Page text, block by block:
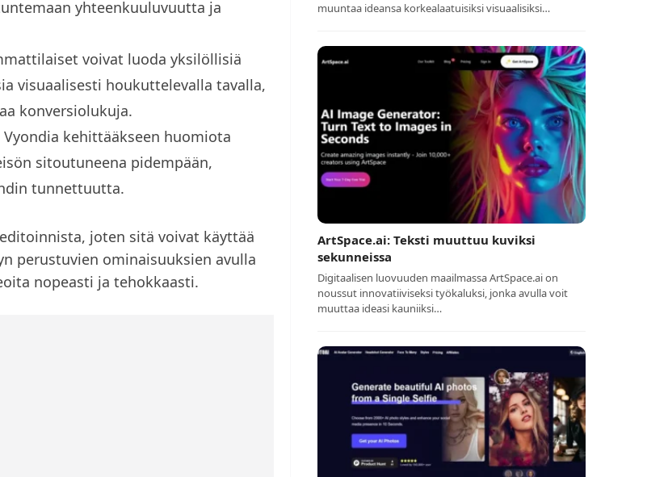
yhteenkuuluvuutta ja
voivat luoda yksilöllisiä
visuaalisesti houkuttelevalla tavalla,
konversiolukuja.
kehittääkseen huomiota
sitoutuneena pidempään,
tunnettuutta.
joten sitä voivat käyttää
perustuvien ominaisuuksien avulla
nopeasti ja tehokkaasti.
muuntaa ideansa korkealaatuisiksi visuaalisiksi…
ArtSpace.ai: Teksti muuttuu kuviksi
sekunneissa
Digitaalisen luovuuden maailmassa ArtSpace.ai on
noussut innovatiiviseksi työkaluksi, jonka avulla voit
muuttaa ideasi kauniiksi…